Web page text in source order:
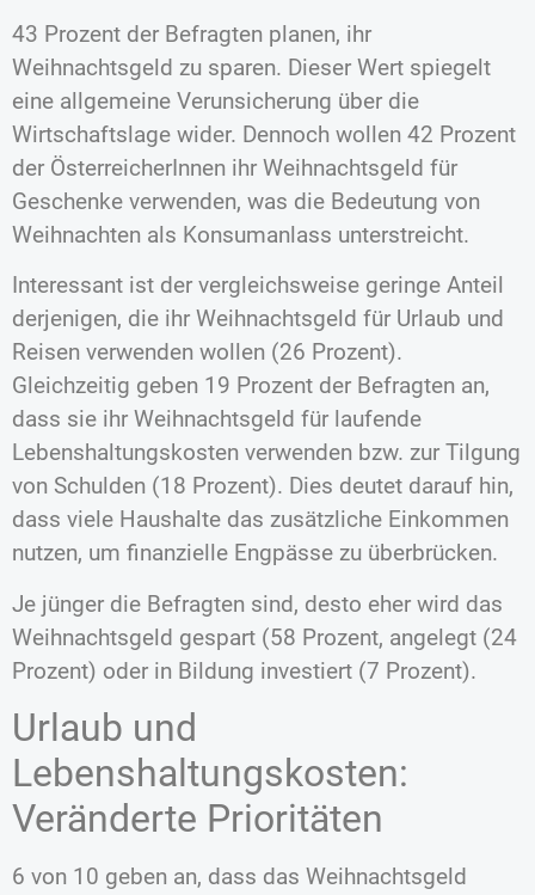
43 Prozent der Befragten planen, ihr
Weihnachtsgeld zu sparen. Dieser Wert spiegelt
eine allgemeine Verunsicherung über die
Wirtschaftslage wider. Dennoch wollen 42 Prozent
der ÖsterreicherInnen ihr Weihnachtsgeld für
Geschenke verwenden, was die Bedeutung von
Weihnachten als Konsumanlass unterstreicht.
Interessant ist der vergleichsweise geringe Anteil
derjenigen, die ihr Weihnachtsgeld für Urlaub und
Reisen verwenden wollen (26 Prozent).
Gleichzeitig geben 19 Prozent der Befragten an,
dass sie ihr Weihnachtsgeld für laufende
Lebenshaltungskosten verwenden bzw. zur Tilgung
von Schulden (18 Prozent). Dies deutet darauf hin,
dass viele Haushalte das zusätzliche Einkommen
nutzen, um finanzielle Engpässe zu überbrücken.
Je jünger die Befragten sind, desto eher wird das
Weihnachtsgeld gespart (58 Prozent, angelegt (24
Prozent) oder in Bildung investiert (7 Prozent).
Urlaub und
Lebenshaltungskosten:
Veränderte Prioritäten
6 von 10 geben an, dass das Weihnachtsgeld